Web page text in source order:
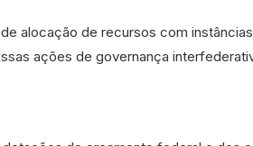
alocação de recursos com instâncias
ações de governança